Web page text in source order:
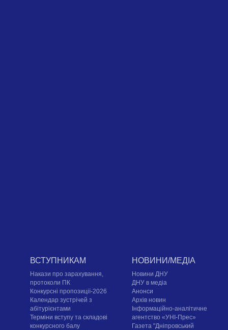
ВСТУПНИКАМ
Накази про зарахування,
протоколи ПК
Конкурсні пропозиції-2026
Календар зустрічей з
абітурієнтами
Терміни вступу та складові
конкурсного балу
НОВИНИ/МЕДІА
Новини ДНУ
ДНУ в медіа
Анонси
Архів новин
Інформаційно-аналітичне
агентство «УНІ-Прес»
Газета "Дніпровський